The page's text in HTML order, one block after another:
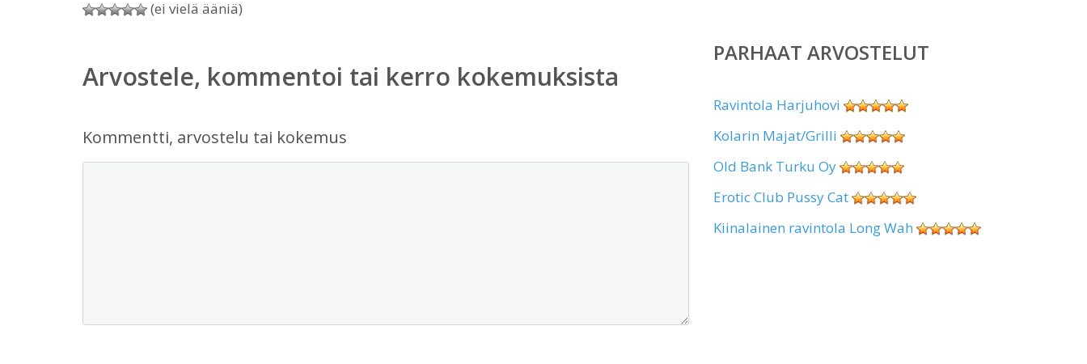
(ei vielä ääniä)
Arvostele, kommentoi tai kerro kokemuksista
Kommentti, arvostelu tai kokemus
PARHAAT ARVOSTELUT
Ravintola Harjuhovi
Kolarin Majat/Grilli
Old Bank Turku Oy
Erotic Club Pussy Cat
Kiinalainen ravintola Long Wah